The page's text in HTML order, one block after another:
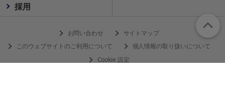
採用
お問い合わせ
サイトマップ
このウェブサイトのご利用について
個人情報の取り扱いについて
Cookie 設定